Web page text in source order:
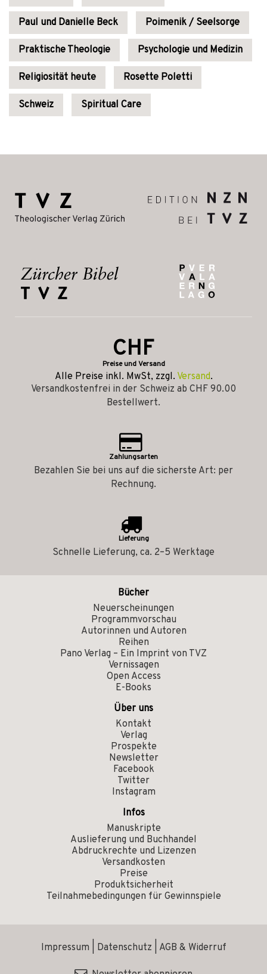
Paul und Danielle Beck Poimenik / Seelsorge
Praktische Theologie Psychologie und Medizin
Religiosität heute Rosette Poletti
Schweiz Spiritual Care
CHF
Preise und Versand
Alle Preise inkl. MwSt, zzgl. Versand.
Versandkostenfrei in der Schweiz ab CHF 90.00
Bestellwert.
Zahlungsarten
Bezahlen Sie bei uns auf die sicherste Art: per
Rechnung.
Lieferung
Schnelle Lieferung, ca. 2–5 Werktage
Bücher
Neuerscheinungen
Programmvorschau
Autorinnen und Autoren
Reihen
Pano Verlag – Ein Imprint von TVZ
Vernissagen
Open Access
E-Books
Über uns
Kontakt
Verlag
Prospekte
Newsletter
Facebook
Twitter
Instagram
Infos
Manuskripte
Auslieferung und Buchhandel
Abdruckrechte und Lizenzen
Versandkosten
Preise
Produktsicherheit
Teilnahmebedingungen für Gewinnspiele
Impressum Datenschutz AGB & Widerruf